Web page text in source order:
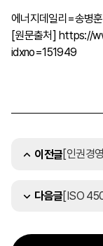
에너지데일리=송병
[원문출처] https://
idxno=151949
이전글
다음글